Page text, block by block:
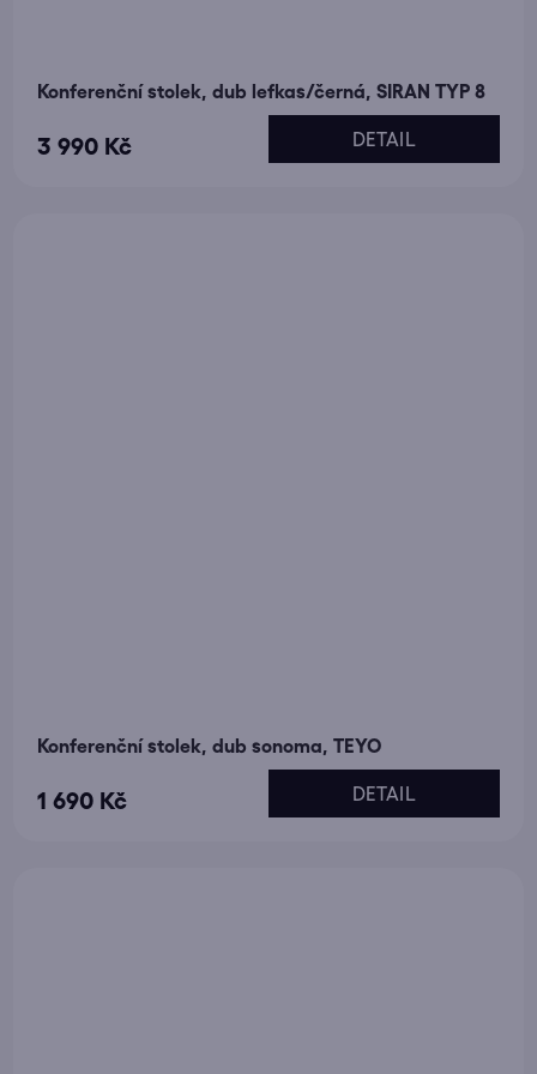
Konferenční stolek, dub lefkas/černá, SIRAN TYP 8
3 990 Kč DETAIL
Konferenční stolek, dub sonoma, TEYO
1 690 Kč DETAIL